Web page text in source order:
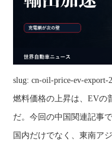
slug: cn-oil-price-ev-export-
燃料価格の上昇は、EVの
だ。今回の中国関連記事
国内だけでなく、東南ア